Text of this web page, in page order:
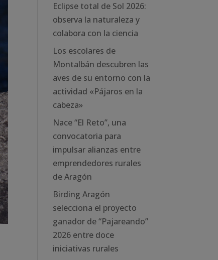
Eclipse total de Sol 2026:
observa la naturaleza y
colabora con la ciencia
Los escolares de
Montalbán descubren las
aves de su entorno con la
actividad «Pájaros en la
cabeza»
Nace “El Reto”, una
convocatoria para
impulsar alianzas entre
emprendedores rurales
de Aragón
Birding Aragón
selecciona el proyecto
ganador de “Pajareando”
2026 entre doce
iniciativas rurales